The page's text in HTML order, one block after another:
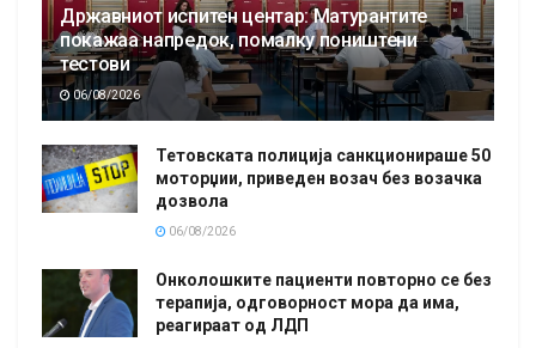
Државниот испитен центар: Матурантите
покажаа напредок, помалку поништени
тестови
06/08/2026
Тетовската полиција санкционираше 50
моторџии, приведен возач без возачка
дозвола
06/08/2026
Онколошките пациенти повторно се без
терапија, одговорност мора да има,
реагираат од ЛДП